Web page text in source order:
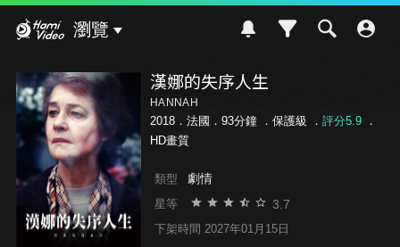
瀏覽
漢娜的失序人生
HANNAH
2018．法國．93分鐘 ． 保護級 ． 評分5.9．
HD畫質
類型 劇情
星等 3.7
下架時間 2027年01月15日